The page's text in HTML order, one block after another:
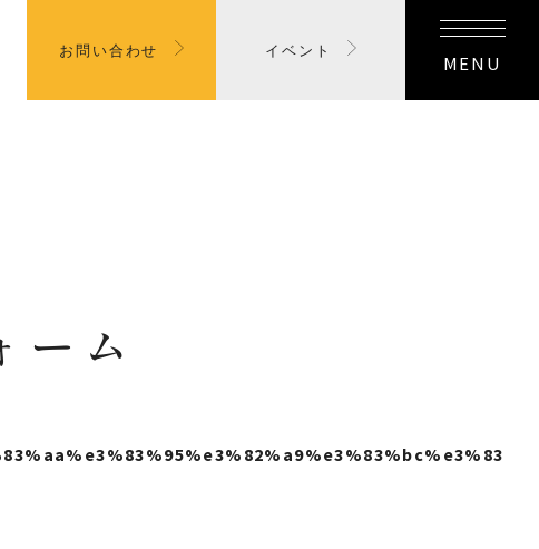
お問い合わせ イベント
MENU
ーム